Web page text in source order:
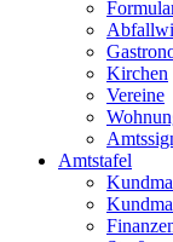
Kirchen
Vereine
Amtstafel